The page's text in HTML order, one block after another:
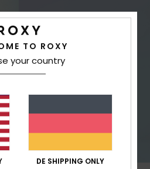
TO ROXY
your country
DE SHIPPING ONLY